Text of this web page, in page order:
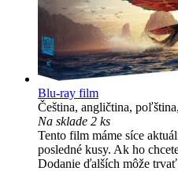
Blu-ray film
Čeština, angličtina,
Na sklade 2 ks
Tento film máme síce
posledné kusy. Ak ho
Dodanie ďalších môže